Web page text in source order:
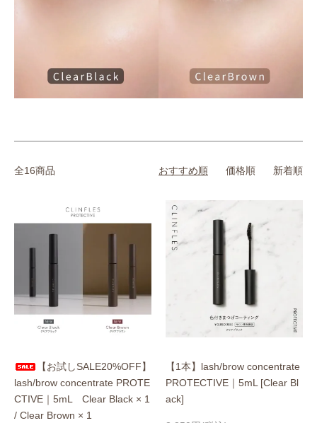
全16商品 おすすめ順 価格順 新着順
【お試しSALE20%OFF】
lash/brow concentrate PROTE
CTIVE｜5mL Clear Black × 1
/ Clear Brown × 1
【1本】lash/brow concentrate
PROTECTIVE｜5mL [Clear Bl
ack]